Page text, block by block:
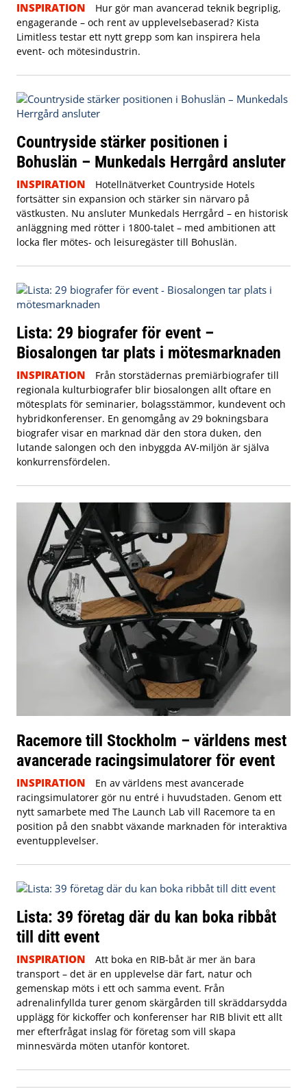
INSPIRATION
Hur gör man avancerad teknik begriplig,
engagerande – och rent av upplevelsebaserad? Kista
Limitless testar ett nytt grepp som kan inspirera hela
event- och mötesindustrin.
Countryside stärker positionen i
Bohuslän – Munkedals Herrgård ansluter
INSPIRATION
Hotellnätverket Countryside Hotels
fortsätter sin expansion och stärker sin närvaro på
västkusten. Nu ansluter Munkedals Herrgård – en historisk
anläggning med rötter i 1800-talet – med ambitionen att
locka fler mötes- och leisuregäster till Bohuslän.
Lista: 29 biografer för event –
Biosalongen tar plats i mötesmarknaden
INSPIRATION
Från storstädernas premiärbiografer till
regionala kulturbiografer blir biosalongen allt oftare en
mötesplats för seminarier, bolagsstämmor, kundevent och
hybridkonferenser. En genomgång av 29 bokningsbara
biografer visar en marknad där den stora duken, den
lutande salongen och den inbyggda AV-miljön är själva
konkurrensfördelen.
Racemore till Stockholm – världens mest
avancerade racingsimulatorer för event
INSPIRATION
En av världens mest avancerade
racingsimulatorer gör nu entré i huvudstaden. Genom ett
nytt samarbete med The Launch Lab vill Racemore ta en
position på den snabbt växande marknaden för interaktiva
eventupplevelser.
Lista: 39 företag där du kan boka ribbåt
till ditt event
INSPIRATION
Att boka en RIB-båt är mer än bara
transport – det är en upplevelse där fart, natur och
gemenskap möts i ett och samma event. Från
adrenalinfyllda turer genom skärgården till skräddarsydda
upplägg för kickoffer och konferenser har RIB blivit ett allt
mer efterfrågat inslag för företag som vill skapa
minnesvärda möten utanför kontoret.